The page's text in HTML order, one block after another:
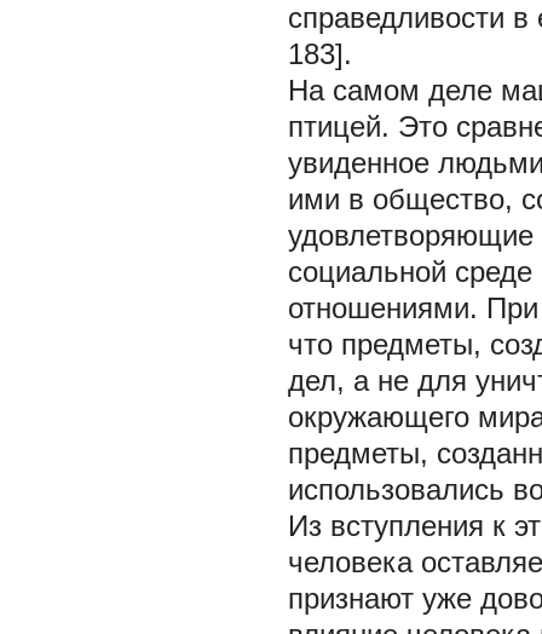
справедливости
183].
На самом деле
птицей. Это
увиденное
ими в общество,
удовлетворяющие
социальной
отношениями. При
что предметы,
дел, а не для
окружающего
предметы,
использовались
Из вступления к
человека
признают уже